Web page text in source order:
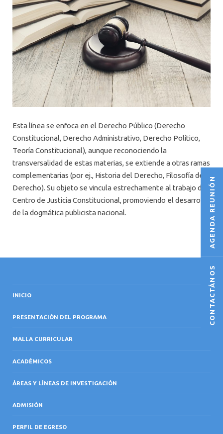
Esta línea se enfoca en el Derecho Público (Derecho
Constitucional, Derecho Administrativo, Derecho Político,
Teoría Constitucional), aunque reconociendo la
transversalidad de estas materias, se extiende a otras ramas
complementarias (por ej., Historia del Derecho, Filosofía del
Derecho). Su objeto se vincula estrechamente al trabajo del
Centro de Justicia Constitucional, promoviendo el desarrollo
de la dogmática publicista nacional.
CONTACTÁNOS
AGENDA REUNIÓN
INICIO
PRESENTACIÓN DEL PROGRAMA
MALLA CURRICULAR
ACADÉMICOS
ÁREAS Y LÍNEAS DE INVESTIGACIÓN
ADMISIÓN
PERFIL DE EGRESO